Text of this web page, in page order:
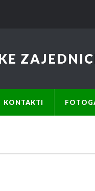
KONTAKTI